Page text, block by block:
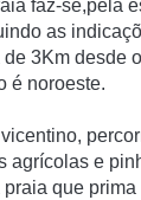
faz-se,pela
as
3Km desde
é noroeste.
agrí­colas e
que